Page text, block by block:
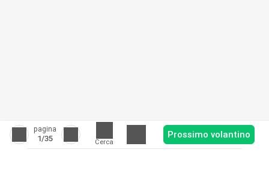
pagina
1/35 Cerca
Prossimo volantino